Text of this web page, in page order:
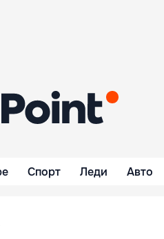
Спорт Леди Авто